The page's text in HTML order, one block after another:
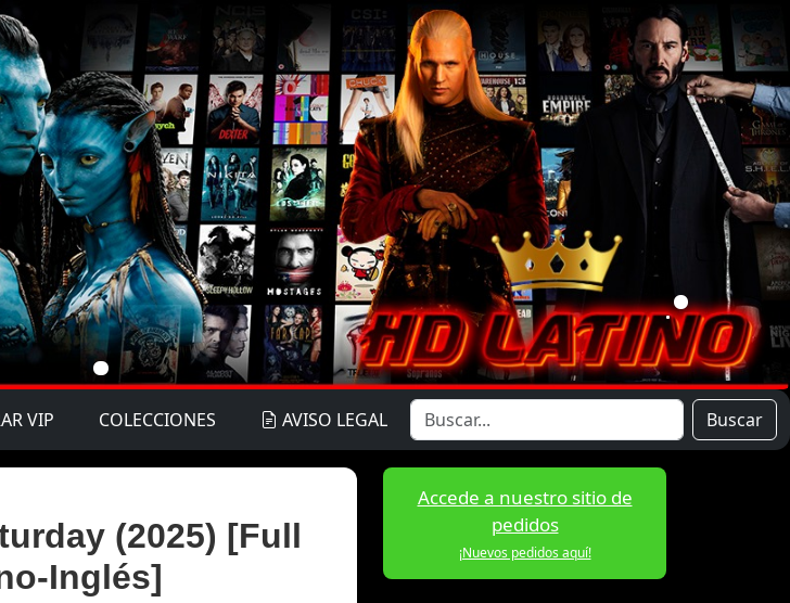
VIP COLECCIONES AVISO LEGAL Buscar
(2025) [Full
Inglés]
Accede a nuestro sitio de
pedidos
¡Nuevos pedidos aquí!